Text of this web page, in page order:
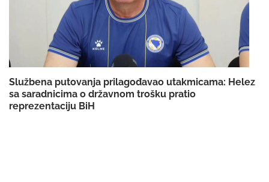
Službena putovanja prilagođavao utakmicama: Helez
sa saradnicima o državnom trošku pratio
reprezentaciju BiH